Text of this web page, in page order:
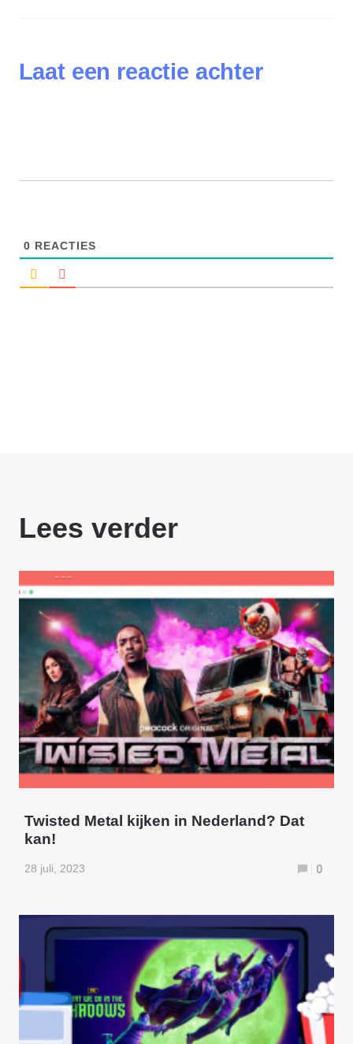
Laat een reactie achter
0 REACTIES
Lees verder
Twisted Metal kijken in Nederland? Dat
kan!
28 juli, 2023 0